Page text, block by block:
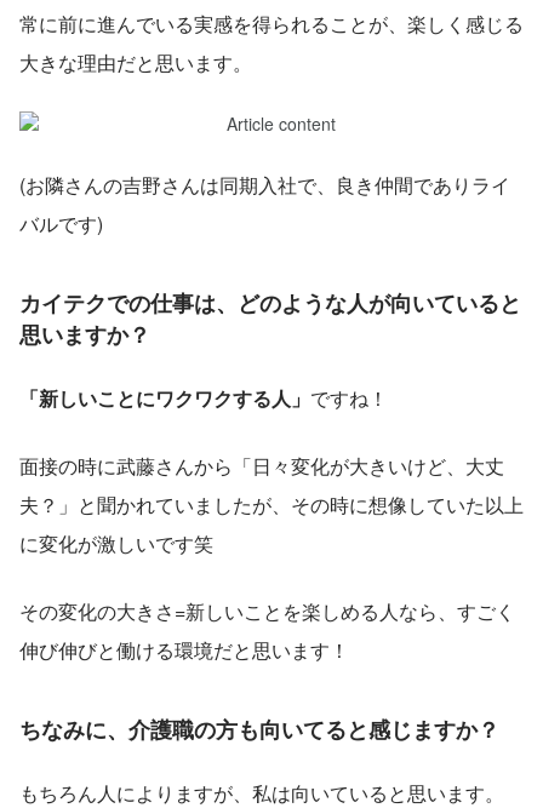
常に前に進んでいる実感を得られることが、楽しく感じる
大きな理由だと思います。
(お隣さんの吉野さんは同期入社で、良き仲間でありライ
バルです)
カイテクでの仕事は、どのような人が向いていると
思いますか？
「新しいことにワクワクする人」 ですね！
面接の時に武藤さんから「日々変化が大きいけど、大丈
夫？」と聞かれていましたが、その時に想像していた以上
に変化が激しいです笑
その変化の大きさ=新しいことを楽しめる人なら、すごく
伸び伸びと働ける環境だと思います！
ちなみに、介護職の方も向いてると感じますか？
もちろん人によりますが、私は向いていると思います。